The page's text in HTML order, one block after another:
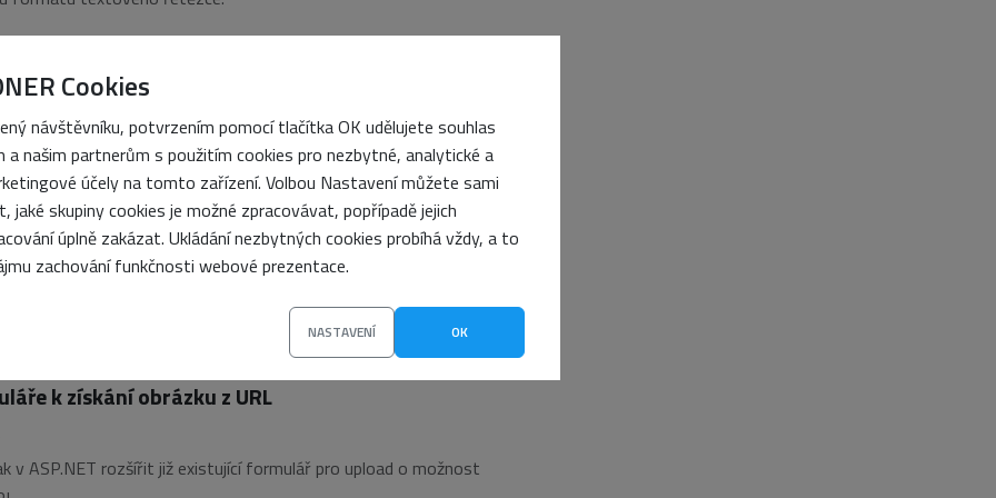
Cookies
návštěvníku, potvrzením pomocí tlačítka OK udělujete souhlas
a našim partnerům s použitím cookies pro nezbytné, analytické a
účely na tomto zařízení. Volbou Nastavení můžete sami
jaké skupiny cookies je možné zpracovávat, popřípadě jejich
úplně zakázat. Ukládání nezbytných cookies probíhá vždy, a to
zachování funkčnosti webové prezentace.
NASTAVENÍ OK
JavaScriptem
a začleňoval do sebe další technologie. Nejdůležitější z nich (DOM,
představíme.
pouze záležitost Google
z detailů, které musejí brát v potaz vývojáři webů při snaze, aby
jen příjemné a uspokojující.
k získání obrázku z URL
v ASP.NET rozšířit již existující formulář pro upload o možnost